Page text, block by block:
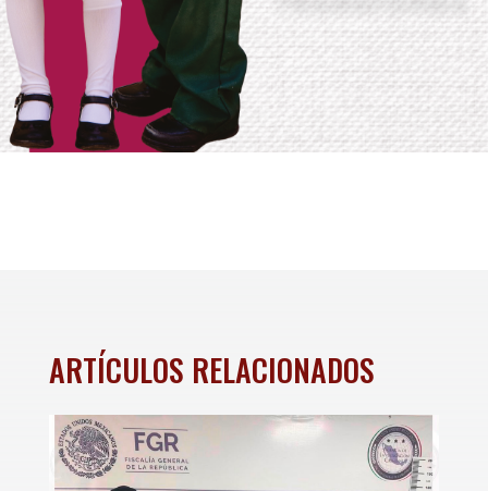
ARTÍCULOS RELACIONADOS